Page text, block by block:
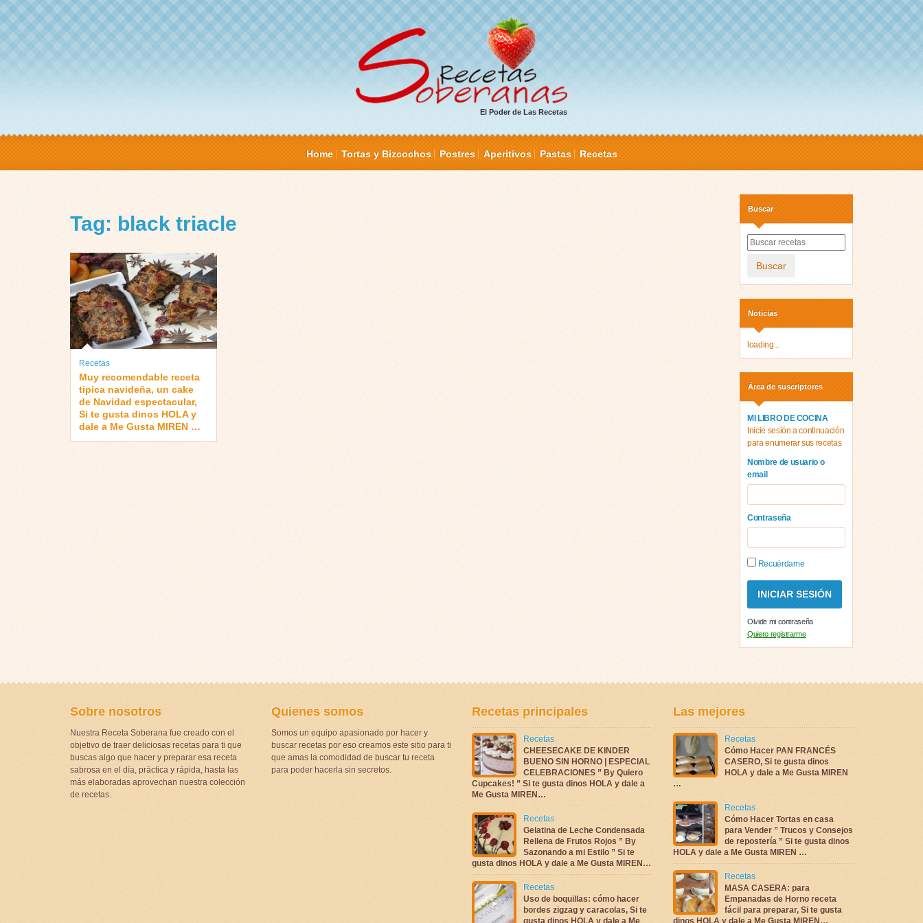
El Poder de Las Recetas
Home Tortas y Bizcochos Postres Aperitivos Pastas Recetas
Tag: black triacle
Recetas
Muy recomendable receta
tipica navideña, un cake
de Navidad espectacular,
Si te gusta dinos HOLA y
dale a Me Gusta MIREN …
Buscar
Buscar
Noticias
loading...
Área de suscriptores
MI LIBRO DE COCINA
Inicie sesión a continuación
para enumerar sus recetas
Nombre de usuario o
email
Contraseña
Recuérdame
Olvide mi contraseña
Quiero registrarme
Sobre nosotros
Nuestra Receta Soberana fue creado con el
objetivo de traer deliciosas recetas para ti que
buscas algo que hacer y preparar esa receta
sabrosa en el día, práctica y rápida, hasta las
más elaboradas aprovechan nuestra colección
de recetas.
Quienes somos
Somos un equipo apasionado por hacer y
buscar recetas por eso creamos este sitio para ti
que amas la comodidad de buscar tu receta
para poder hacerla sin secretos.
Recetas principales
Recetas
CHEESECAKE DE KINDER
BUENO SIN HORNO | ESPECIAL
CELEBRACIONES ” By Quiero
Cupcakes! ” Si te gusta dinos HOLA y dale a
Me Gusta MIREN…
Recetas
Gelatina de Leche Condensada
Rellena de Frutos Rojos ” By
Sazonando a mi Estilo ” Si te
gusta dinos HOLA y dale a Me Gusta MIREN…
Recetas
Uso de boquillas: cómo hacer
bordes zigzag y caracolas, Si te
gusta dinos HOLA y dale a Me
Las mejores
Recetas
Cómo Hacer PAN FRANCÉS
CASERO, Si te gusta dinos
HOLA y dale a Me Gusta MIREN
…
Recetas
Cómo Hacer Tortas en casa
para Vender ” Trucos y Consejos
de repostería ” Si te gusta dinos
HOLA y dale a Me Gusta MIREN …
Recetas
MASA CASERA: para
Empanadas de Horno receta
fácil para preparar, Si te gusta
dinos HOLA y dale a Me Gusta MIREN…